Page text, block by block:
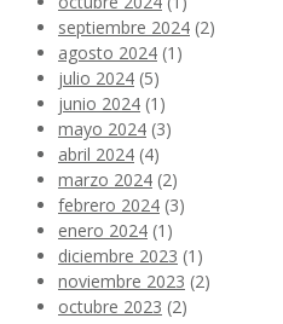
septiembre 2024 (2)
agosto 2024 (1)
julio 2024 (5)
junio 2024 (1)
mayo 2024 (3)
abril 2024 (4)
marzo 2024 (2)
febrero 2024 (3)
enero 2024 (1)
diciembre 2023 (1)
noviembre 2023 (2)
octubre 2023 (2)